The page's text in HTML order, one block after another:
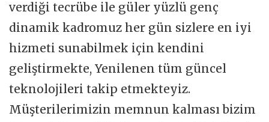
verdiği tecrübe ile güler yüzlü genç
dinamik kadromuz her gün sizlere en iyi
hizmeti sunabilmek için kendini
geliştirmekte, Yenilenen tüm güncel
teknolojileri takip etmekteyiz.
Müşterilerimizin memnun kalması bizim